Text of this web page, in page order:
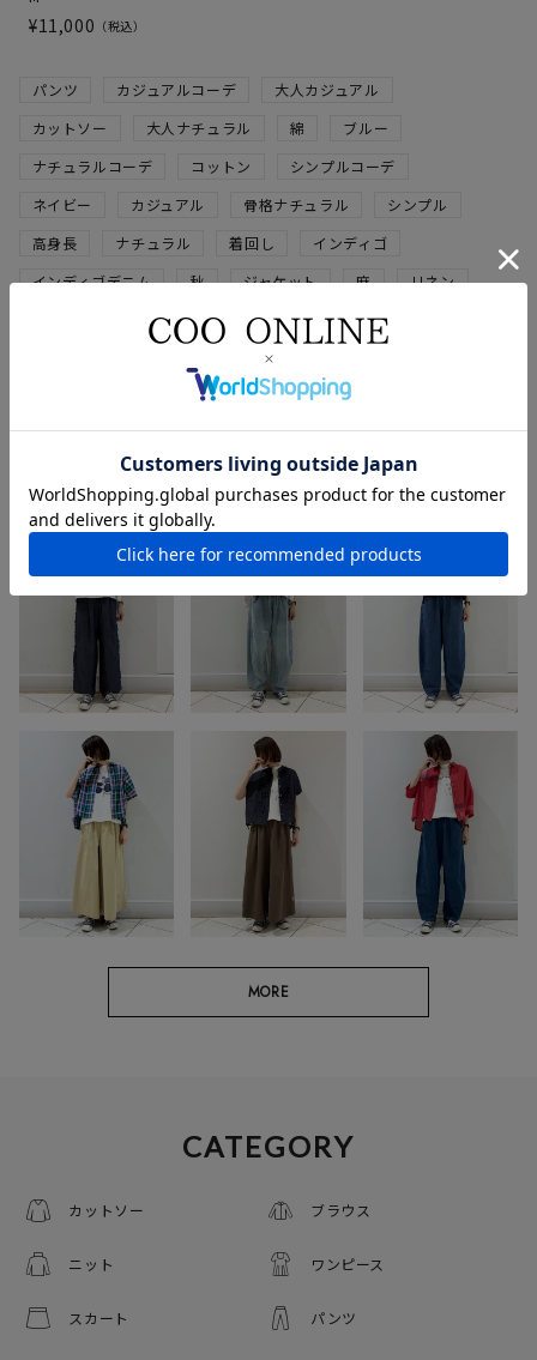
¥11,000 税込
パンツ カジュアルコーデ
大人カジュアル
カットソー
大人ナチュラル 綿
ブルー
ナチュラルコーデ
コットン
シンプルコーデ
ネイビー
カジュアル 骨格ナチュラル
シンプル
高身長
ナチュラル 着回し
インディゴ
インディゴデニム
秋 ジャケット 麻
リネン
ストレートパンツ
綿麻 nop de nod
秋冬
スタッフのその他のコーディネート
MORE
CATEGORY
カットソー ブラウス
ニット ワンピース
スカート パンツ